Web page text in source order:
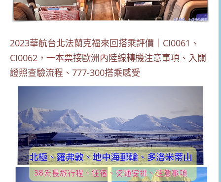
2023華航台北法蘭克福來回搭乘評價｜CI0061、
CI0062，一本票接歐洲內陸線轉機注意事項、入關
證照查驗流程、777-300搭乘感受